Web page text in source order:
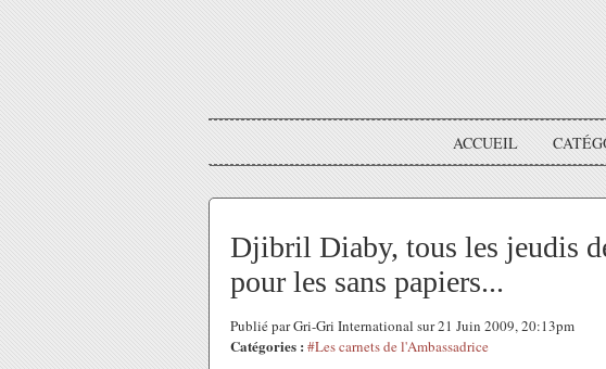
ACCUEIL
Djibril Diaby, tous les jeudis
pour les sans papiers...
Publié par Gri-Gri International sur 21 Juin 2009, 20:13pm
Catégories : #Les carnets de l'Ambassadrice